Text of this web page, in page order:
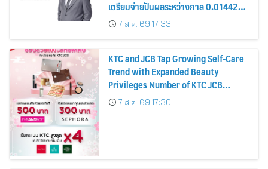
เตรียมจ่ายปันผลระหว่างกาล 0.014423
บาทต่อหุ้น ครึ่งปีหลังมุ่งเติบโตต่อเนื่อง
7 ส.ค. 69 17:33
KTC and JCB Tap Growing Self-Care
Trend with Expanded Beauty
Privileges Number of KTC JCB
Cardmembers Spending on
Cosmetics Rises 26%
7 ส.ค. 69 17:30